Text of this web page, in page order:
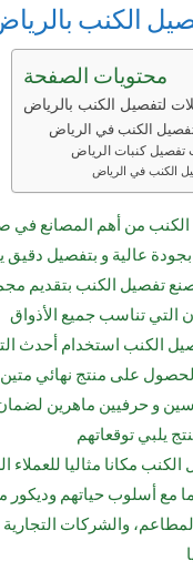
الكنب
محتويات الصفحة
لتفصيل الكنب بالرياض
الكنب في الرياض
تفصيل كنبات الرياض
الكنب في الرياض
عالية و بتفصيل دقيق
تفصيل الكنب بتقديم
الكنب استخدام أحدث
على منتج نهائي
و حرفيين ماهرين لضمان
مكانا مثاليا للعملاء
مع أسلوب حياتهم وديكور
المطاعم، والشركات